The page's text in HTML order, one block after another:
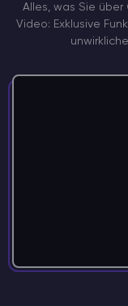
Alles, was Sie über
Video: Exklusive